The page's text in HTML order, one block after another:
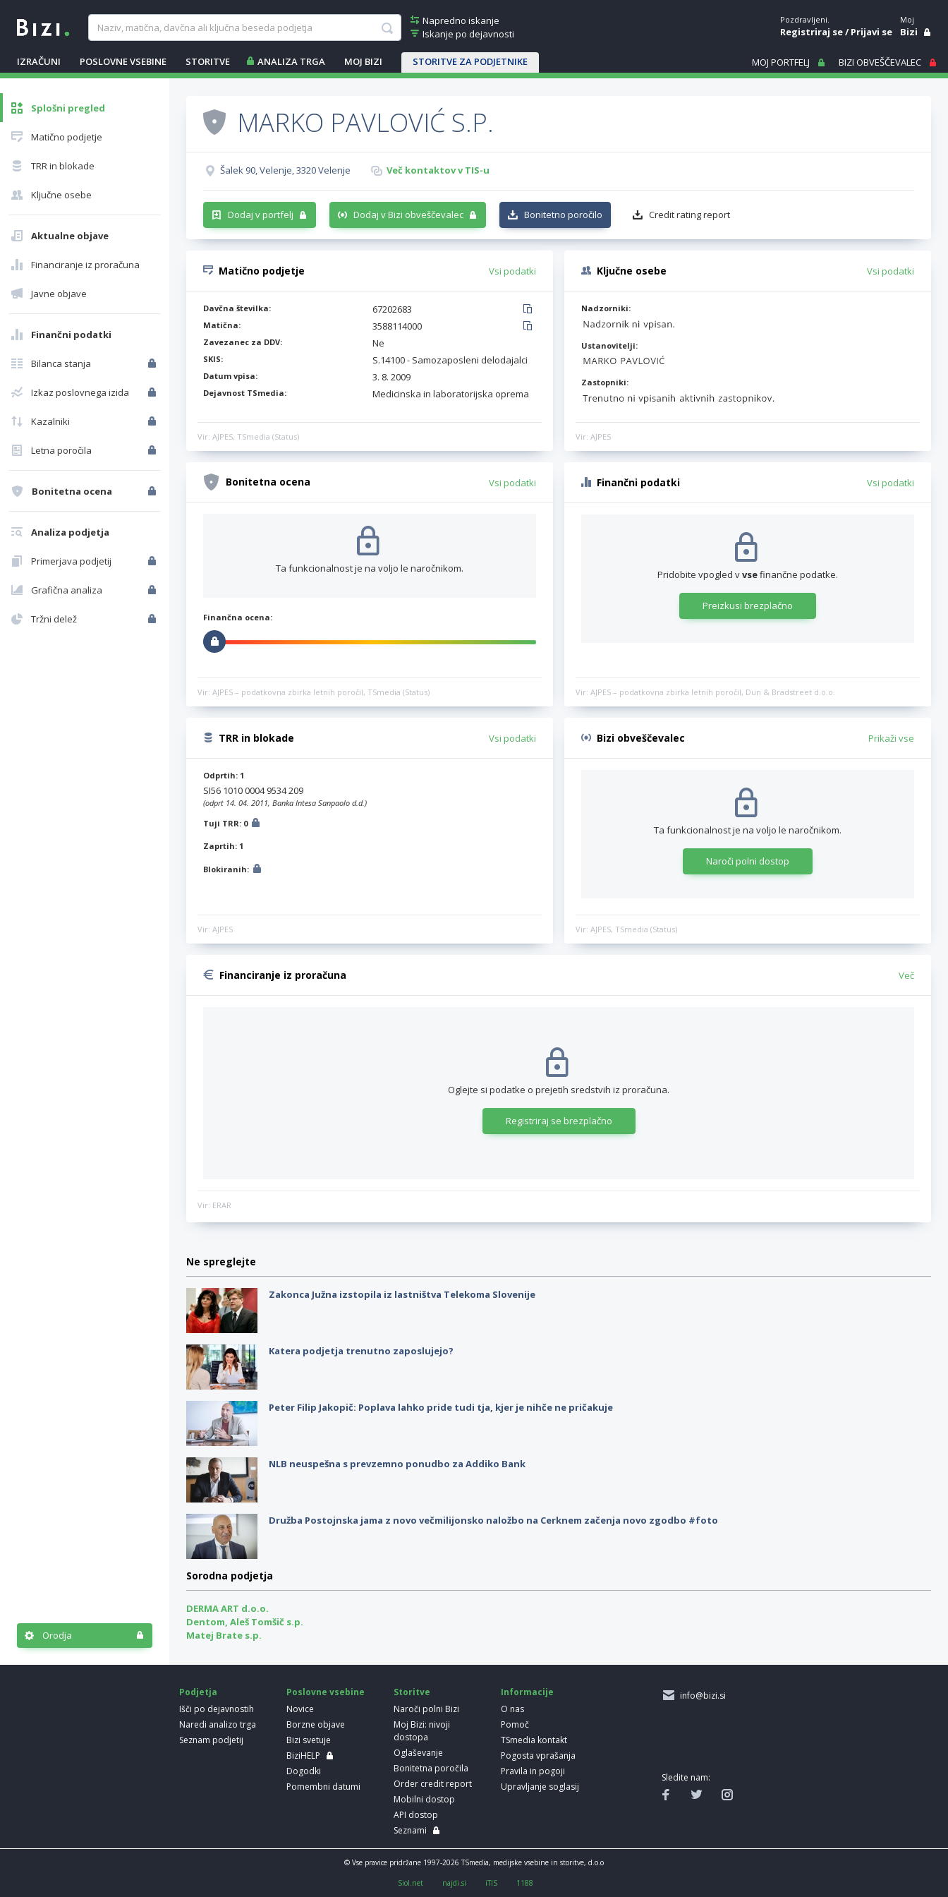
Napredno iskanje
Iskanje po dejavnosti
IZRAČUNI POSLOVNE VSEBINE STORITVE ANALIZA TRGA MOJ BIZI STORITVE ZA PODJETNIKE
Pozdravljeni.
Registriraj se/Prijavi se
Moj
Bizi
MOJ PORTFELJ BIZI OBVEŠČEVALEC
Splošni pregled
Matično podjetje
TRR in blokade
Ključne osebe
Aktualne objave
Financiranje iz proračuna
Javne objave
Finančni podatki
Bilanca stanja
Izkaz poslovnega izida
Kazalniki
Letna poročila
Bonitetna ocena
Analiza podjetja
Primerjava podjetij
Grafična analiza
Tržni delež
Orodja
MARKO PAVLOVIĆ S.P.
Šalek 90, Velenje, 3320 Velenje Več kontaktov v TIS-u
Dodaj v portfelj Dodaj v Bizi obveščevalec Bonitetno poročilo Credit rating report
Matično podjetje Vsi podatki
Davčna številka: 67202683
Matična: 3588114000
Zavezanec za DDV: Ne
SKIS: S.14100 - Samozaposleni delodajalci
Datum vpisa: 3. 8. 2009
Dejavnost TSmedia: Medicinska in laboratorijska oprema
Vir: AJPES, TSmedia (Status)
Ključne osebe Vsi podatki
Nadzorniki:
Ustanovitelji:
Zastopniki:
Vir: AJPES
Bonitetna ocena Vsi podatki
Ta funkcionalnost je na voljo le naročnikom.
Finančna ocena:
Vir: AJPES – podatkovna zbirka letnih poročil, TSmedia (Status)
Finančni podatki Vsi podatki
Pridobite vpogled vvsefinančne podatke.
Preizkusi brezplačno
Vir: AJPES – podatkovna zbirka letnih poročil, Dun & Bradstreet d.o.o.
TRR in blokade Vsi podatki
Odprtih: 1
SI56 1010 0004 9534 209
(odprt 14. 04. 2011, Banka Intesa Sanpaolo d.d.)
Tuji TRR: 0
Zaprtih: 1
Blokiranih:
Vir: AJPES
Bizi obveščevalec Prikaži vse
Ta funkcionalnost je na voljo le naročnikom.
Naroči polni dostop
Vir: AJPES, TSmedia (Status)
Financiranje iz proračuna Več
Oglejte si podatke o prejetih sredstvih iz proračuna.
Registriraj se brezplačno
Vir: ERAR
Ne spreglejte
Zakonca Južna izstopila iz lastništva Telekoma Slovenije
Katera podjetja trenutno zaposlujejo?
Peter Filip Jakopič: Poplava lahko pride tudi tja, kjer je nihče ne pričakuje
NLB neuspešna s prevzemno ponudbo za Addiko Bank
Družba Postojnska jama z novo večmilijonsko naložbo na Cerknem začenja novo zgodbo #foto
Sorodna podjetja
DERMA ART d.o.o.
Dentom, Aleš Tomšič s.p.
Matej Brate s.p.
Podjetja
Išči po dejavnostih
Naredi analizo trga
Seznam podjetij
Poslovne vsebine
Novice
Borzne objave
Bizi svetuje
BiziHELP
Dogodki
Pomembni datumi
Storitve
Naroči polni Bizi
Moj Bizi: nivoji
dostopa
Oglaševanje
Bonitetna poročila
Order credit report
Mobilni dostop
API dostop
Seznami
Informacije
O nas
Pomoč
TSmedia kontakt
Pogosta vprašanja
Pravila in pogoji
Upravljanje soglasij
info@bizi.si
Sledite nam:
© Vse pravice pridržane 1997-2026 TSmedia, medijske vsebine in storitve, d.o.o
Siol.net najdi.si iTIS 1188